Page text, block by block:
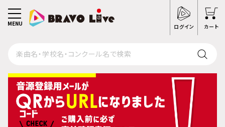
ログイン カート
MENU